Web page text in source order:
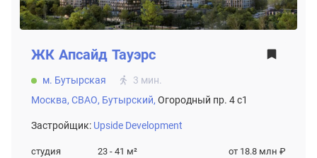
ЖК Апсайд Тауэрс
м. Бутырская
3 мин.
Москва, СВАО, Бутырский, Огородный пр. 4 с1
Застройщик: Upside Development
студия 23 - 41 м²
от 18.8 млн ₽